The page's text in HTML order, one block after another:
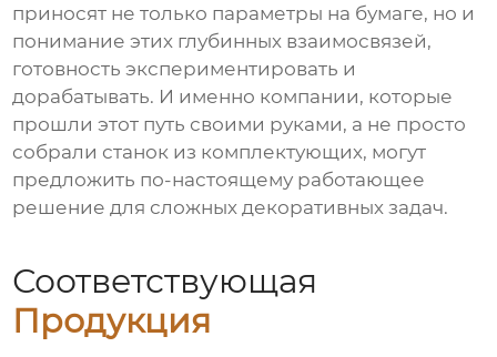
приносят не только параметры на бумаге, но и
понимание этих глубинных взаимосвязей,
готовность экспериментировать и
дорабатывать. И именно компании, которые
прошли этот путь своими руками, а не просто
собрали станок из комплектующих, могут
предложить по-настоящему работающее
решение для сложных декоративных задач.
Соответствующая
Продукция